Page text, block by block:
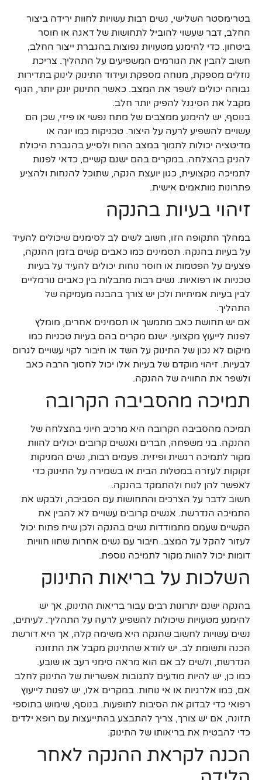
בטרימסטר השלישי, נשים רבות עשויות לחוות ירידה ביצור
החלב, דבר שעשוי להוביל לתחושות של דאגה או חוסר
ביטחון. כדי להימנע מטעויות נפוצות בהגברת ייצור החלב,
חשוב להבין את הגורמים המשפיעים על התהליך. צריכת
נוזלים מספקת, מנוחה מספקת ועידוד התינוק לינוק בתדירות
גבוהה יכולים לשפר את המצב. כאשר התינוק יונק יותר, הגוף
מקבל את הסיגנל להפיק יותר חלב.
בנוסף, יש להימנע ממצבים של מתח נפשי או פיזי, שכן הם
עשויים להשפיע לרעה על היצור. טכניקות כמו יוגה או
מדיטציה יכולות לתמוך במצב הרוח ולסייע בהגברת היכולת
להניק בהצלחה. במקרים בהם ישנם קשיים, כדאי לפנות
לתמיכה מקצועית, כגון יועצת הנקה, שתוכל להנחות ולהציע
פתרונות מותאמים אישית.
זיהוי בעיות בהנקה
במהלך התקופה הזו, חשוב לשים לב לסימנים שיכולים להעיד
על בעיות בהנקה. תסמינים כמו כאבים קשים בזמן ההנקה,
פצעים על הפטמות או חוסר נוחות יכולים להעיד על בעיות
טכניות או רפואיות. נשים רבות מתבלות בין כאבים נורמליים
לבין בעיות אמיתיות ולכן יש צורך בהבנה מעמיקה של
התהליך.
אם יש תחושת כאב מתמשך או תסמינים אחרים, מומלץ
לפנות לייעוץ מקצועי. ישנם מקרים בהם בעיות טכניות כמו
מיקום לא נכון של התינוק על השד או חיבור לקוי עשויים לגרום
לבעיות. זיהוי מוקדם של בעיות אלו יכול לחסוך הרבה כאב
ולשפר את החוויה של ההנקה.
תמיכה מהסביבה הקרובה
תמיכה מהסביבה הקרובה היא מרכיב חיוני בהצלחה של
ההנקה. בני משפחה, חברים ואנשים קרובים יכולים להוות
מקור לתמיכה רגשית ופיזית. פעמים רבות, נשים המניקות
זקוקות לעזרה במטלות הבית או בשמירה על התינוק כדי
לאפשר להן לנוח ולהתמקד בהנקה.
חשוב לדבר על הצרכים והתחושות עם הסביבה, ולבקש את
התמיכה הנדרשת. אנשים קרובים עשויים לא להבין את
הקשיים שעמם מתמודדות נשים בהנקה ולכן שיח פתוח יכול
לעזור להקל על המצב. חיבור עם נשים אחרות שחוו חוויות
דומות יכול להוות מקור לתמיכה נוספת.
השלכות על בריאות התינוק
בהנקה ישנם יתרונות רבים עבור בריאות התינוק, אך יש
להימנע מטעויות שיכולות להשפיע לרעה על התהליך. לעיתים,
נשים עשויות לחשוב שהנקה היא משימה קלה, אך היא דורשת
הכנה ותשומת לב. יש לוודא שהתינוק מקבל את התזונה
הנדרשת, ולשים לב אם הוא מראה סימני רעב או שובע.
כמו כן, יש להיות מודעים לתגובות אפשריות של התינוק לחלב
אם, כמו אלרגיות או אי נוחות. במקרים אלו, יש לפנות לייעוץ
רפואי כדי לבדוק את הסיבות לתופעות. בנוסף, שימוש בתוספי
תזונה, אם יש צורך, צריך להתבצע בהתייעצות עם רופא ילדים
כדי להבטיח את בריאותו של התינוק.
הכנה לקראת ההנקה לאחר